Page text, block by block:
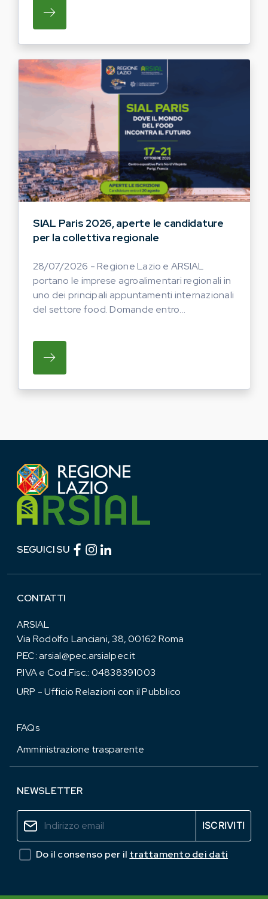
SU REGIONE LAZIO E ARSIAL INVITANO
SIAL Paris 2026, aperte le candidature
per la collettiva regionale
28/07/2026 - Regione Lazio e ARSIAL
portano le imprese agroalimentari regionali in
uno dei principali appuntamenti internazionali
del settore food. Domande entro...
SU REGIONE LAZIO E ARSIAL PORTANO
SEGUICI SU Facebook (link esterno)
Instagram (link esterno)
CONTATTI
ARSIAL
Via Rodolfo Lanciani, 38, 00162 Roma
PEC:arsial@pec.arsialpec.it
P.IVA e Cod.Fisc.: 04838391003
URP - Ufficio Relazioni con il Pubblico
FAQs
Amministrazione trasparente
NEWSLETTER
Do il consenso per il trattamento dei dati